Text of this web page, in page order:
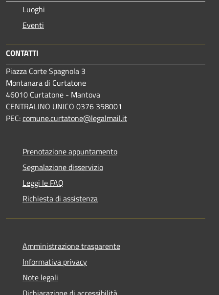
Luoghi
Eventi
CONTATTI
Piazza Corte Spagnola 3
Montanara di Curtatone
46010 Curtatone - Mantova
CENTRALINO UNICO 0376 358001
PEC:comune.curtatone@legalmail.it
Prenotazione appuntamento
Segnalazione disservizio
Leggi le FAQ
Richiesta di assistenza
Amministrazione trasparente
Informativa privacy
Note legali